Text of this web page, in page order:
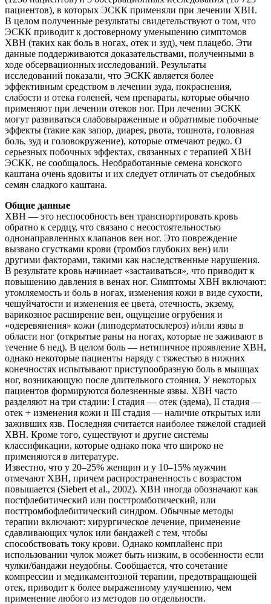
пациентов), в которых ЭСКК применяли при лечении ХВН.
В целом полученные результаты свидетельствуют о том, что
ЭСКК приводит к достоверному уменьшению симптомов
ХВН (таких как боль в ногах, отек и зуд), чем плацебо. Эти
данные поддерживаются доказательствами, полученными в
ходе обсервационных исследований. Результаты
исследований показали, что ЭСКК является более
эффективным средством в лечении зуда, покраснения,
слабости и отека голеней, чем препараты, которые обычно
применяют при лечении отеков ног. При лечении ЭСКК
могут развиваться слабовыраженные и обратимые побочные
эффекты (такие как запор, диарея, рвота, тошнота, головная
боль, зуд и головокружение), которые отмечают редко. О
серьезных побочных эффектах, связанных с терапией ХВН
ЭСКК, не сообщалось. Необработанные семена конского
каштана очень ядовиты и их следует отличать от съедобных
семян сладкого каштана.
Общие данные
ХВН — это неспособность вен транспортировать кровь
обратно к сердцу, что связано с несостоятельностью
однонаправленных клапанов вен ног. Это повреждение
вызвано сгустками крови (тромбоз глубоких вен) или
другими факторами, такими как наследственные нарушения.
В результате кровь начинает «застаиваться», что приводит к
повышению давления в венах ног. Симптомы ХВН включают:
утомляемость и боль в ногах, изменения кожи в виде сухости,
чешуйчатости и изменения ее цвета, отечность, экзему,
варикозное расширение вен, ощущение огрубения и
«одеревянения» кожи (липодерматосклероз) и/или язвы в
области ног (открытые раны на ногах, которые не заживают в
течение 6 нед). В целом боль — нетипичное проявление ХВН,
однако некоторые пациенты наряду с тяжестью в нижних
конечностях испытывают приступообразную боль в мышцах
ног, возникающую после длительного стояния. У некоторых
пациентов формируются болезненные язвы. ХВН часто
разделяют на три стадии: І стадия — отек (эдема), ІІ стадия —
отек + изменения кожи и ІІІ стадия — наличие открытых или
заживших язв. Последняя считается наиболее тяжелой стадией
ХВН. Кроме того, существуют и другие системы
классификации, которые однако пока что широко не
применяются в литературе.
Известно, что у 20–25% женщин и у 10–15% мужчин
отмечают ХВН, причем распространенность с возрастом
повышается (Siebert et al., 2002). ХВН иногда обозначают как
постфлебитический или посттромботический, или
посттромбофлебитический синдром. Обычные методы
терапии включают: хирургическое лечение, применение
сдавливающих чулок или бандажей с тем, чтобы
способствовать току крови. Однако комплайенс при
использовании чулок может быть низким, в особенности если
чулки/бандажи неудобны. Сообщается, что сочетание
компрессии и медикаментозной терапии, предотвращающей
отек, приводит к более выраженному улучшению, чем
применение любого из методов по отдельности.